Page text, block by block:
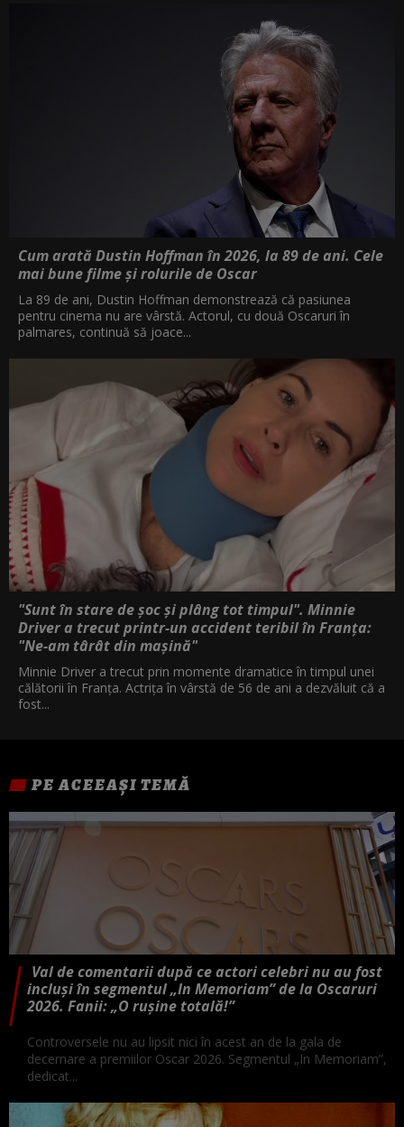
Cum arată Dustin Hoffman în 2026, la 89 de ani. Cele
mai bune filme și rolurile de Oscar
La 89 de ani, Dustin Hoffman demonstrează că pasiunea
pentru cinema nu are vârstă. Actorul, cu două Oscaruri în
palmares, continuă să joace...
"Sunt în stare de șoc și plâng tot timpul". Minnie
Driver a trecut printr-un accident teribil în Franța:
"Ne-am târât din mașină"
Minnie Driver a trecut prin momente dramatice în timpul unei
călătorii în Franța. Actrița în vârstă de 56 de ani a dezvăluit că a
fost...
PE ACEEAȘI TEMĂ
Val de comentarii după ce actori celebri nu au fost
incluși în segmentul „In Memoriam” de la Oscaruri
2026. Fanii: „O rușine totală!”
Controversele nu au lipsit nici în acest an de la gala de
decernare a premiilor Oscar 2026. Segmentul „In Memoriam”,
dedicat...